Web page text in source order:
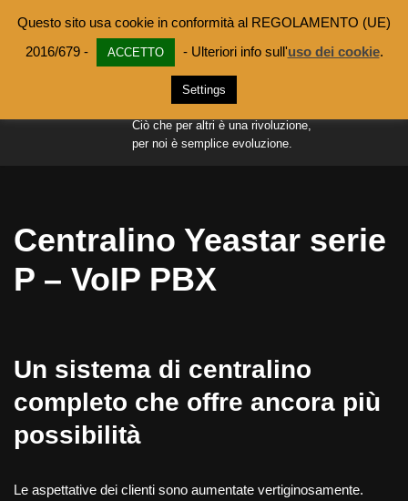
Vai
MACCARINI
MARICO ANGELO
E C. SAS
Ciò che per altri è una rivoluzione,
per noi è semplice evoluzione.
Centralino Yeastar serie
P – VoIP PBX
Un sistema di centralino
completo che offre ancora più
possibilità
Le aspettative dei clienti sono aumentate vertiginosamente.
Questo sito usa cookie in conformità al REGOLAMENTO (UE)
2016/679 -
ACCETTO - Ulteriori info sull'uso dei cookie.
Settings